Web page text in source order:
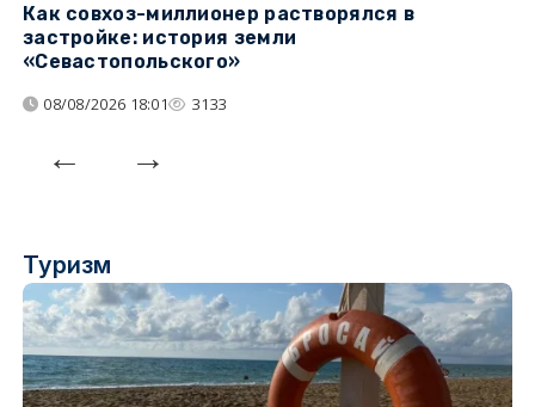
Как совхоз-миллионер растворялся в
застройке: история земли
«Севастопольского»
08/08/2026 18:01 3133
Туризм